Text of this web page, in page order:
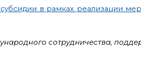
в рамках реализации
сотрудничества,